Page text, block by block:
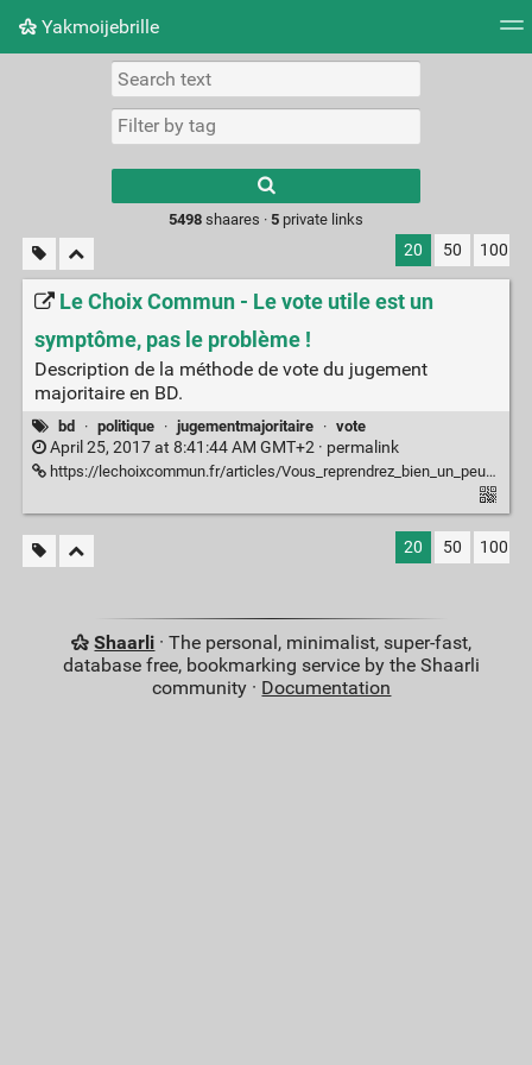
Yakmoijebrille
Picture wall
results.
5498shaares · 5private links
20 50 100
Le Choix Commun - Le vote utile est un
symptôme, pas le problème !
Description de la méthode de vote du jugement
majoritaire en BD.
bd · politique · jugementmajoritaire · vote
April 25, 2017 at 8:41:44 AM GMT+2 · permalink
https://lechoixcommun.fr/articles/Vous_reprendrez_bien_un_peu_de_democratie-1.html
20 50 100
Shaarli · The personal, minimalist, super-fast,
database free, bookmarking service by the Shaarli
community · Documentation